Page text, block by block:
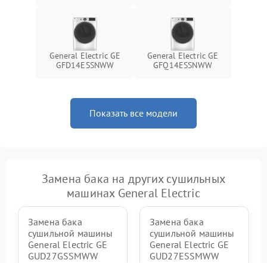
General Electric GE
GFD14ESSNWW
General Electric GE
GFQ14ESSNWW
Показать все модели
Замена бака на других сушильных
машинах General Electric
Замена бака
сушильной машины
General Electric GE
GUD27GSSMWW
Замена бака
сушильной машины
General Electric GE
GUD27ESSMWW